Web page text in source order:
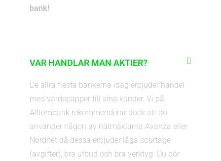
bank!
VAR HANDLAR MAN AKTIER?
De allra flesta bankerna idag erbjuder handel
med värdepapper till sina kunder. Vi på
Alltombank rekommenderar dock att du
använder någon av nätmäklarna Avanza eller
Nordnet då dessa erbjuder låga courtage
(avgifter), bra utbud och bra verktyg. Du bör